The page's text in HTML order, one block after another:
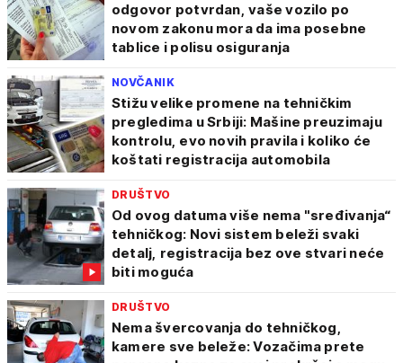
odgovor potvrdan, vaše vozilo po
novom zakonu mora da ima posebne
tablice i polisu osiguranja
NOVČANIK
Stižu velike promene na tehničkim
pregledima u Srbiji: Mašine preuzimaju
kontrolu, evo novih pravila i koliko će
koštati registracija automobila
DRUŠTVO
Od ovog datuma više nema "sređivanja“
tehničkog: Novi sistem beleži svaki
detalj, registracija bez ove stvari neće
biti moguća
DRUŠTVO
Nema švercovanja do tehničkog,
kamere sve beleže: Vozačima prete